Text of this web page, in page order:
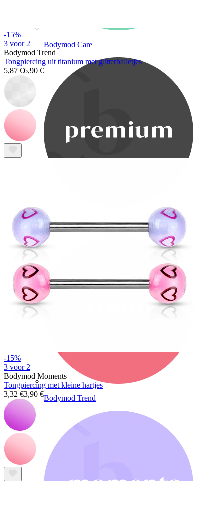
Bodymod Care
Bodymod Premium
Bodymod Trend
-15%
3 voor 2
Bodymod Trend
Tongpiercing uit titanium met glitterballetjes
5,87 €6,90 €
-15%
3 voor 2
Bodymod Moments
Tongpiercing met kleine hartjes
3,32 €3,90 €